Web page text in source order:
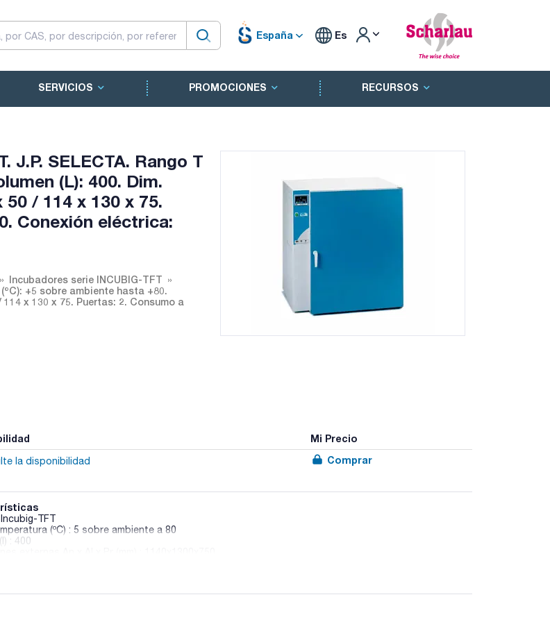
España Es
SERVICIOS PROMOCIONES RECURSOS
J.P. SELECTA. Rango T
(L): 400. Dim.
/ 114 x 130 x 75.
Conexión eléctrica:
Incubadores serie INCUBIG-TFT
+5 sobre ambiente hasta +80.
x 130 x 75. Puertas: 2. Consumo a
Mi Precio
la disponibilidad Comprar
TFT
(ºC) : 5 sobre ambiente a 80
: 400
160
1